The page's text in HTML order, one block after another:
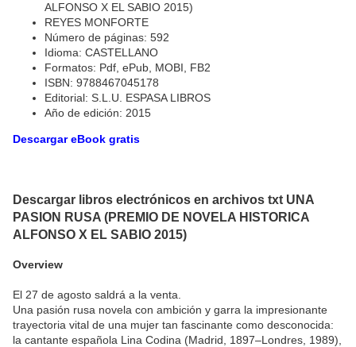
ALFONSO X EL SABIO 2015)
REYES MONFORTE
Número de páginas: 592
Idioma: CASTELLANO
Formatos: Pdf, ePub, MOBI, FB2
ISBN: 9788467045178
Editorial: S.L.U. ESPASA LIBROS
Año de edición: 2015
Descargar eBook gratis
Descargar libros electrónicos en archivos txt UNA
PASION RUSA (PREMIO DE NOVELA HISTORICA
ALFONSO X EL SABIO 2015)
Overview
El 27 de agosto saldrá a la venta.
Una pasión rusa novela con ambición y garra la impresionante
trayectoria vital de una mujer tan fascinante como desconocida:
la cantante española Lina Codina (Madrid, 1897–Londres, 1989),